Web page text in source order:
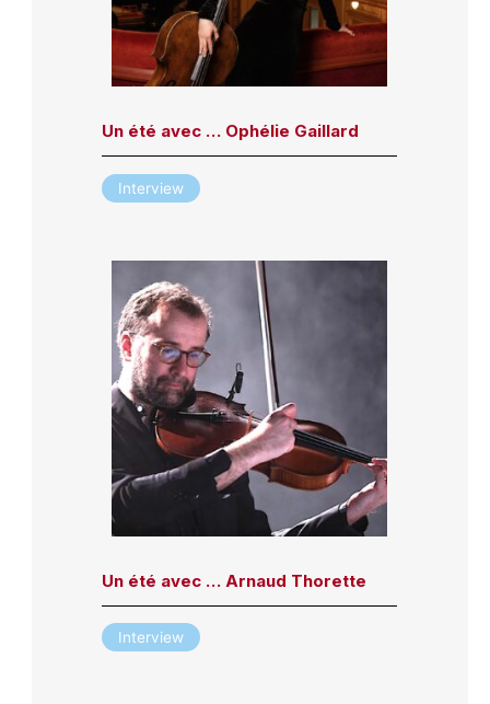
Un été avec … Ophélie Gaillard
Interview
Un été avec … Arnaud Thorette
Interview